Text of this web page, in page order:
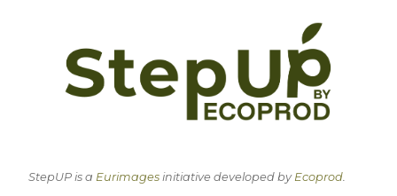
StepUP is a Eurimages initiative developed by Ecoprod.